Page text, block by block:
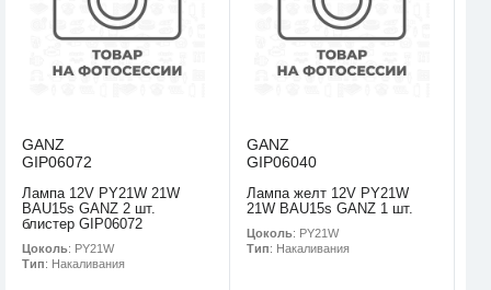
GANZ
GIP06072
Лампа 12V PY21W 21W
BAU15s GANZ 2 шт.
блистер GIP06072
Цоколь: PY21W
Тип: Накаливания
GANZ
GIP06040
Лампа желт 12V PY21W
21W BAU15s GANZ 1 шт.
Цоколь: PY21W
Тип: Накаливания